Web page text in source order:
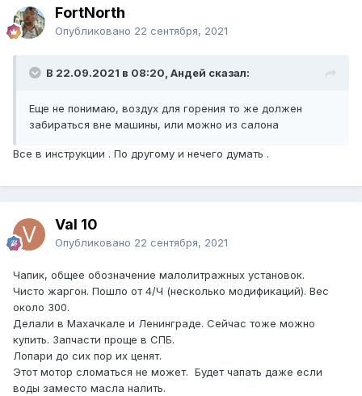
FоrtNorth
Опубликовано 22 сентября, 2021
В 22.09.2021 в 08:20, Андей сказал:
Еще не понимаю, воздух для горения то же должен
забираться вне машины, или можно из салона
Все в инструкции . По другому и нечего думать .
Val 10
Опубликовано 22 сентября, 2021
Чапик, общее обозначение малолитражных установок.
Чисто жаргон. Пошло от 4/Ч (несколько модификаций). Вес
около 300.
Делали в Махачкале и Ленинграде. Сейчас тоже можно
купить. Запчасти проще в СПБ.
Лопари до сих пор их ценят.
Этот мотор сломаться не может. Будет чапать даже если
воды заместо масла налить.